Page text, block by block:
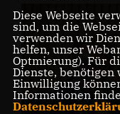
Diese Webseite
sind, um die
verwenden wir
helfen, unser
Optmierung). Für
Dienste,
Einwilligung
Informationen